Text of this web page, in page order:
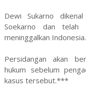
Dewi Sukarno
Soekarno dan telah
meninggalkan Indonesia.
Persidangan akan
hukum sebelum
kasus tersebut.***